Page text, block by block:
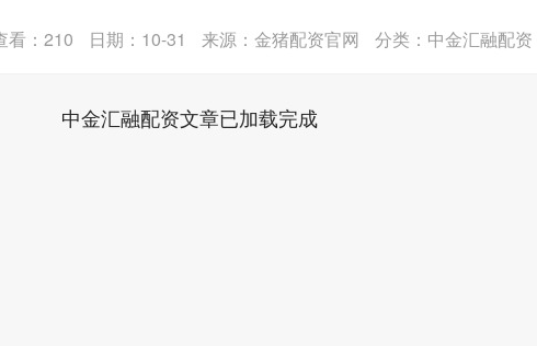
看：210 日期：10-31 来源：金猪配资官网 分类：中金汇融配资
中金汇融配资文章已加载完成